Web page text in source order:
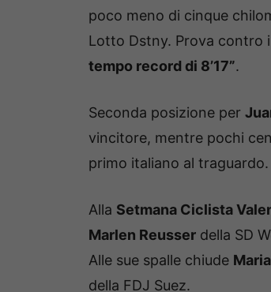
poco meno di cinque
Lotto Dstny. Prova contro
tempo record di 8’17”.
Seconda posizione per
vincitore, mentre pochi
primo italiano al traguardo.
Alla Setmana Ciclista
Marlen Reusser della SD
Alle sue spalle chiude
della FDJ Suez.